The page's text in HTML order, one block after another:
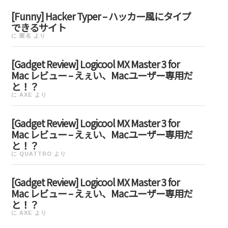
[Funny] Hacker Typer – ハッカー風にタイプ
できるサイト
に 匿名 より
[Gadget Review] Logicool MX Master 3 for
Mac レビュー – えぇい、Macユーザー専用だ
と！？
に AXE より
[Gadget Review] Logicool MX Master 3 for
Mac レビュー – えぇい、Macユーザー専用だ
と！？
に QUATTRO より
[Gadget Review] Logicool MX Master 3 for
Mac レビュー – えぇい、Macユーザー専用だ
と！？
に AXE より